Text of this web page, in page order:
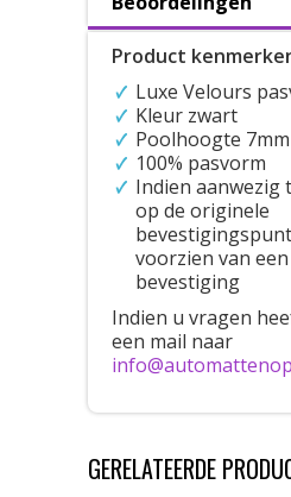
Product
Luxe Velours
Kleur zwart
Poolhoogte 7mm
100% pasvorm
Indien aanwezig
op de originele
voorzien van
bevestiging
Indien u vragen
een mail naar
GERELATEERDE